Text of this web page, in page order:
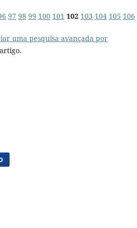
97 98 99 100 101 102 103 104 105 106
uma pesquisa avançada por